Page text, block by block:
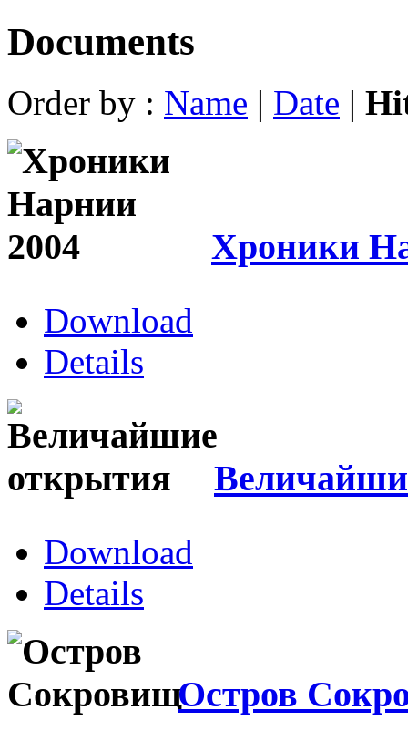
Documents
Order by : Name | Date |
Хроники
Download
Details
Download
Details
Остров